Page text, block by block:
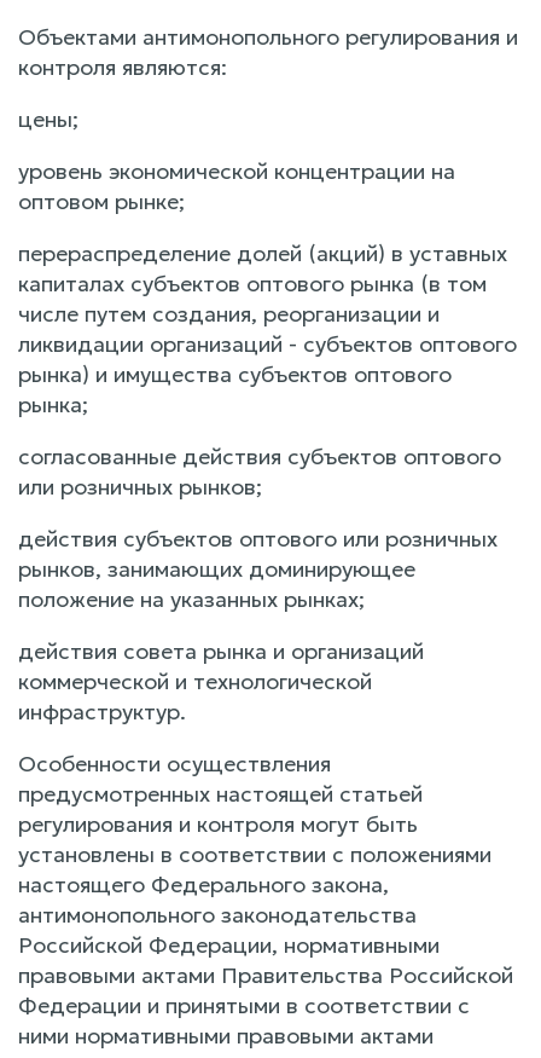
Объектами антимонопольного регулирования и
контроля являются:
цены;
уровень экономической концентрации на
оптовом рынке;
перераспределение долей (акций) в уставных
капиталах субъектов оптового рынка (в том
числе путем создания, реорганизации и
ликвидации организаций - субъектов оптового
рынка) и имущества субъектов оптового
рынка;
согласованные действия субъектов оптового
или розничных рынков;
действия субъектов оптового или розничных
рынков, занимающих доминирующее
положение на указанных рынках;
действия совета рынка и организаций
коммерческой и технологической
инфраструктур.
Особенности осуществления
предусмотренных настоящей статьей
регулирования и контроля могут быть
установлены в соответствии с положениями
настоящего Федерального закона,
антимонопольного законодательства
Российской Федерации, нормативными
правовыми актами Правительства Российской
Федерации и принятыми в соответствии с
ними нормативными правовыми актами